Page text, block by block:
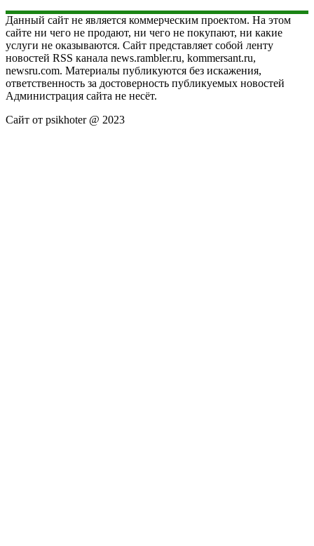
Данный сайт не является коммерческим проектом. На этом
сайте ни чего не продают, ни чего не покупают, ни какие
услуги не оказываются. Сайт представляет собой ленту
новостей RSS канала news.rambler.ru, kommersant.ru,
newsru.com. Материалы публикуются без искажения,
ответственность за достоверность публикуемых новостей
Администрация сайта не несёт.
Сайт от psikhoter @ 2023